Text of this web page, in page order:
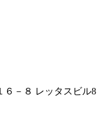
－８ レッタスビル8